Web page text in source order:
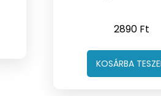
2890 Ft
KOSÁRBA